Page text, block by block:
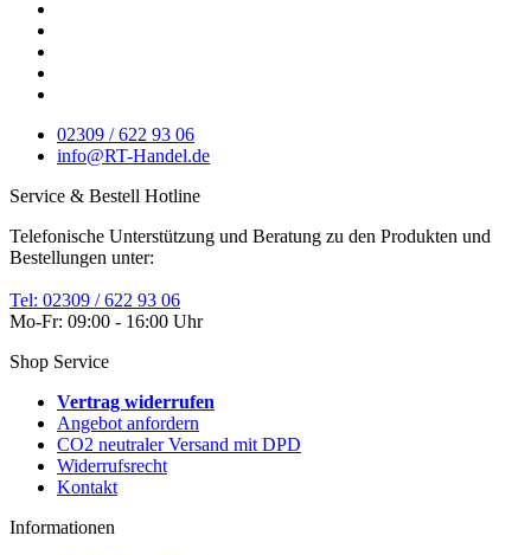
02309 / 622 93 06
info@RT-Handel.de
Service & Bestell Hotline
Telefonische Unterstützung und Beratung zu den Produkten und
Bestellungen unter:
Tel: 02309 / 622 93 06
Mo-Fr: 09:00 - 16:00 Uhr
Shop Service
Vertrag widerrufen
Angebot anfordern
CO2 neutraler Versand mit DPD
Widerrufsrecht
Kontakt
Informationen